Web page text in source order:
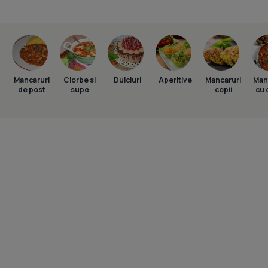
Mancaruri
de post
Ciorbe si
supe
Dulciuri Aperitive
Mancaruri
copii
cu